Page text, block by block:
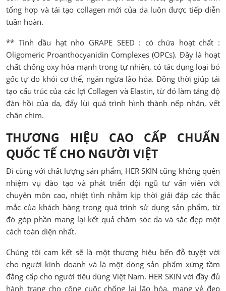
tổng hợp và tái tạo collagen mới của da luôn được tiếp diễn
tuần hoàn.
** Tinh dầu hạt nho GRAPE SEED : có chứa hoạt chất :
Oligomeric Proanthocyanidin Complexes (OPCs). Đây là hoạt
chất chống oxy hóa mạnh trong tự nhiên, có tác dụng loại bỏ
gốc tự do khỏi cơ thể, ngăn ngừa lão hóa. Đồng thời giúp tái
tạo cấu trúc của các lợi Collagen và Elastin, từ đó làm tăng độ
đàn hồi của da, đẩy lùi quá trình hình thành nếp nhăn, vết
chân chim.
THƯƠNG HIỆU CAO CẤP CHUẨN
QUỐC TẾ CHO NGƯỜI VIỆT
Đi cùng với chất lượng sản phẩm, HER SKIN cũng không quên
nhiệm vụ đào tạo và phát triển đội ngũ tư vấn viên với
chuyên môn cao, nhiệt tình nhằm kịp thời giải đáp các thắc
mắc của khách hàng trong quá trình sử dụng sản phẩm, từ
đó góp phần mang lại kết quả chăm sóc da và sắc đẹp một
cách toàn diện nhất.
Chúng tôi cam kết sẽ là một thương hiệu bến đỗ tuyệt vời
cho người kinh doanh và là một dòng sản phẩm xứng tầm
đẳng cấp cho người tiêu dùng Việt Nam. HER SKIN với đầy đủ
hành trang cho công cuộc chống lại lão hóa, mang vẻ đẹp